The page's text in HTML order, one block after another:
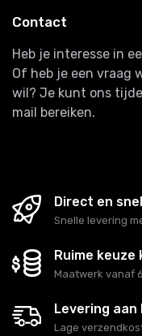
Contact
Heb je interesse in
Of heb je een vraag
wil? Je kunt ons
mail bereiken.
Direct en
Snelle levering
Ruime
Maatwerk vanaf
Levering
Lage